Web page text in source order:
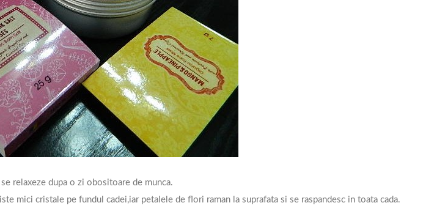
relaxeze dupa o zi obositoare de munca.
mici cristale pe fundul cadei,iar petalele de flori raman la suprafata si se raspandesc in toata cada.